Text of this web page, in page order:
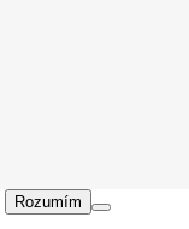
Rozumím